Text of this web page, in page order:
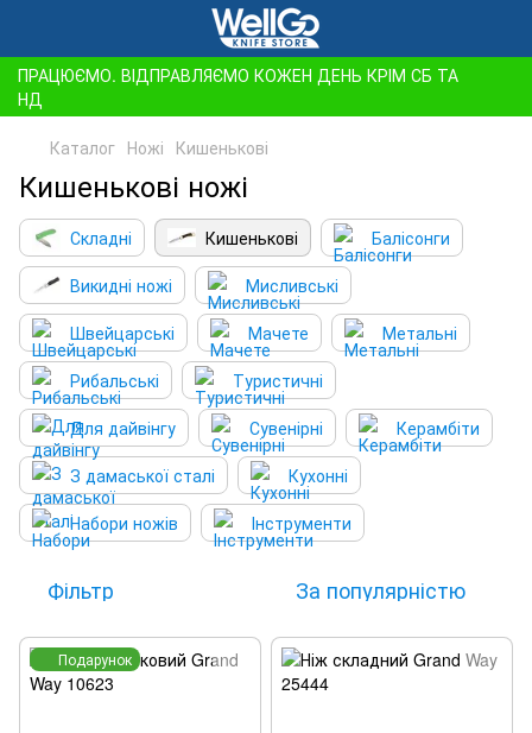
ПРАЦЮЄМО. ВІДПРАВЛЯЄМО КОЖЕН ДЕНЬ КРІМ СБ ТА
НД
Каталог Ножі Кишенькові
Кишенькові ножі
Складні Кишенькові
Балісонги
Викидні ножі
Мисливські
Швейцарські
Мачете
Метальні
Рибальські
Туристичні
Для дайвінгу
Сувенірні
Керамбіти
З дамаської сталі
Кухонні
Набори ножів
Інструменти
Фільтр За популярністю
Подарунок